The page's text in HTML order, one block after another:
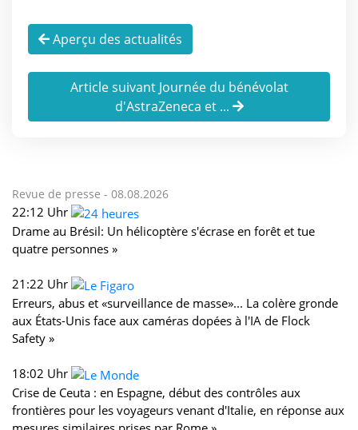
Aperçu des actualités
Article suivant Journée du bénévolat
d'AstraZeneca et ...
Revue de presse - 08.08.2026
22:12 Uhr
Drame au Brésil: Un hélicoptère s'écrase en forêt et tue
quatre personnes »
21:22 Uhr
Erreurs, abus et «surveillance de masse»... La colère gronde
aux États-Unis face aux caméras dopées à l'IA de Flock
Safety »
18:02 Uhr
Crise de Ceuta : en Espagne, début des contrôles aux
frontières pour les voyageurs venant d'Italie, en réponse aux